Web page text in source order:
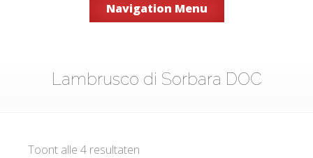
Navigation Menu
Lambrusco di Sorbara DOC
Toont alle 4 resultaten